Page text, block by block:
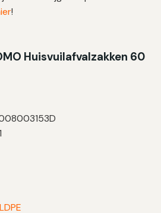
!
Huisvuilafvalzakken 60